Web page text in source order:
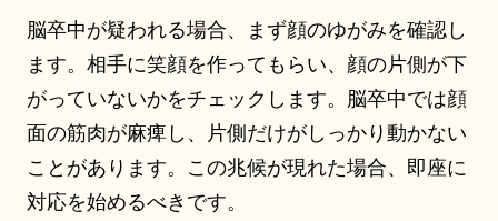
脳卒中が疑われる場合、まず顔のゆがみを確認し
ます。相手に笑顔を作ってもらい、顔の片側が下
がっていないかをチェックします。脳卒中では顔
面の筋肉が麻痺し、片側だけがしっかり動かない
ことがあります。この兆候が現れた場合、即座に
対応を始めるべきです。